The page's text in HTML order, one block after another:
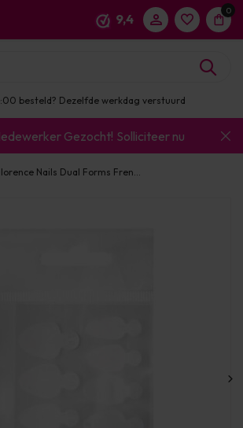
9,4
0
besteld? Dezelfde werkdag verstuurd
Gezocht! Solliciteer nu
Nails Dual Forms Fren...